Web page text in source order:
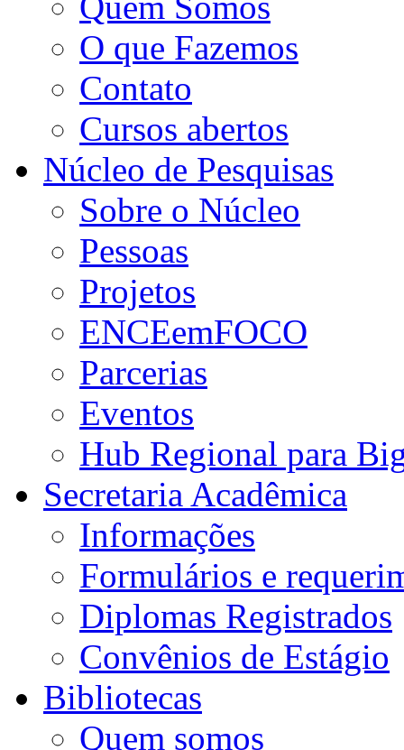
O que Fazemos
Contato
Cursos abertos
Núcleo de Pesquisas
Sobre o Núcleo
Pessoas
Projetos
ENCEemFOCO
Parcerias
Eventos
Hub Regional para
Secretaria Acadêmica
Informações
Formulários e
Diplomas Registrados
Convênios de Estágio
Bibliotecas
Quem somos